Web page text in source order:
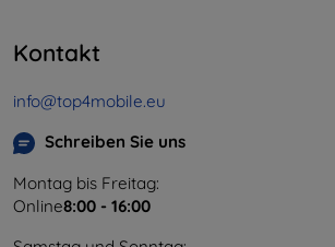
Kontakt
info@top4mobile.eu
Schreiben Sie uns
Montag bis Freitag:
Online8:00 - 16:00